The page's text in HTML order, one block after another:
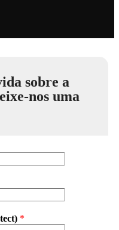
sobre a
nos uma
*